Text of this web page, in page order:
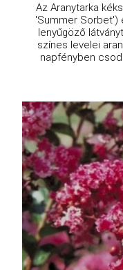
Az Aranytarka
'Summer Sorbet')
lenyűgöző
színes levelei
napfényben